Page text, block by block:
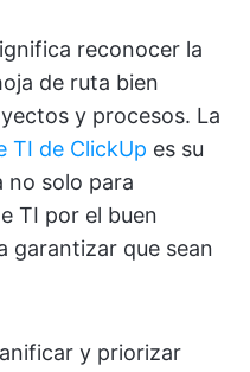
reconocer la
de ruta bien
y procesos. La
TI de ClickUp es su
no solo para
TI por el buen
garantizar que sean
y priorizar